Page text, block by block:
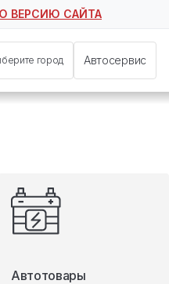
ВЕРСИЮ САЙТА
город Автосервис
Автотовары